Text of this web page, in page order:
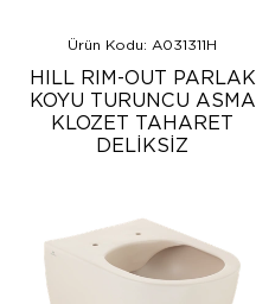
Ürün Kodu: A031311H
HILL RIM-OUT PARLAK
KOYU TURUNCU ASMA
KLOZET TAHARET
DELİKSİZ